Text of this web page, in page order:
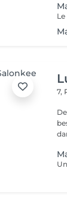
7,
besoins !!!!